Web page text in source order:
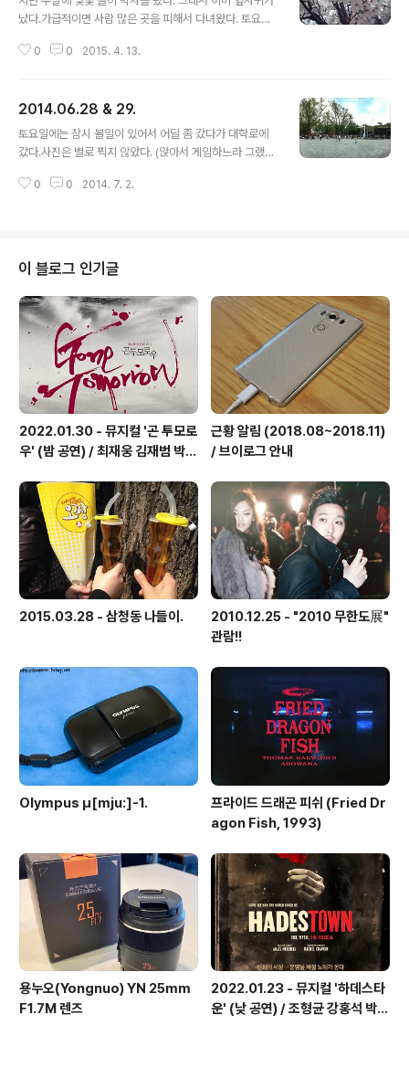
요. 치킨 글자도 오려 붙이고...가운데 하트 모양은 예전에
다. ※ 움직이는 영상 흐으... 앞으로 마리텔의 방송 대결이
났다.가급적이면 사람 많은 곳을 피해서 다녀왔다. 토요일
구역 근처여서 동선이 단순했다.일요일에는 덕수궁에 갔
덕수궁에 갔었다. (http://transistor.tistory.com/554)
봄 꽃놀이는 이 정도로 했고...여름이 금세 또 다가오겠지.
0 0 2015. 4. 13.
2014.06.28 & 29.
토요일에는 잠시 볼일이 있어서 어딜 좀 갔다가 대학로에
갔다.사진은 별로 찍지 않았다. (앉아서 게임하느라 그랬다
이 있었고, 많은 사람들이 몰렸다.레퍼토리가 좀 늘긴 했지
았다.내려오는 길에 남산 산채집에 들러서 산채 비빔밥과
치즈 돈까스를 먹었다.정말 오랜만이었다. 남산에서 먹는
돈까스. 가끔 먹어야 맛있지, 남산 갈 때마다 먹으면 별로일
듯.
0 0 2014. 7. 2.
이 블로그 인기글
2022.01.30 - 뮤지컬 '곤 투모로
우' (밤 공연) / 최재웅 김재범 박영
근황 알림 (2018.08~2018.11)
/ 브이로그 안내
2015.03.28 - 삼청동 나들이.
2010.12.25 - "2010 무한도展"
관람!!
Olympus μ[mju:]-1.
프라이드 드래곤 피쉬 (Fried Dr
agon Fish, 1993)
용누오(Yongnuo) YN 25mm
F1.7M 렌즈
2022.01.23 - 뮤지컬 '하데스타
운' (낮 공연) / 조형균 강홍석 박혜